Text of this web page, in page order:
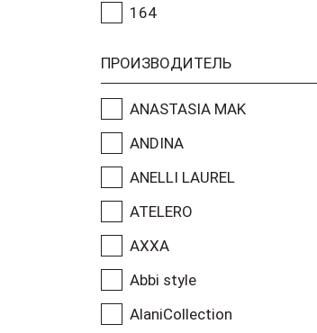
164
ПРОИЗВОДИТЕЛЬ
ANASTASIA MAK
ANDINA
ANELLI LAUREL
ATELERO
AXXA
Abbi style
AlaniCollection